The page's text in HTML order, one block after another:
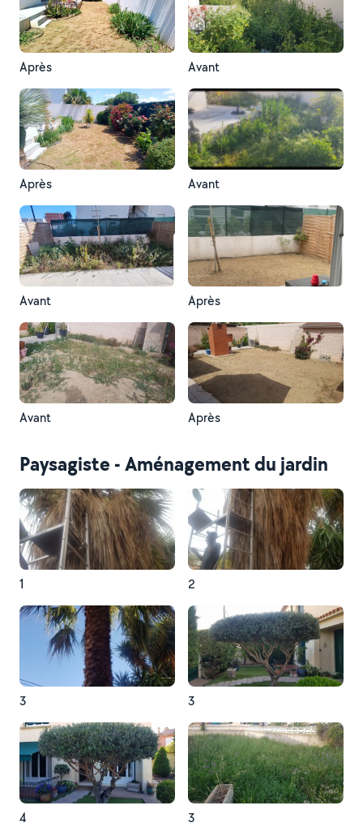
Après Avant
Après Avant
Avant Après
Avant Après
Paysagiste - Aménagement du jardin
1 2
3 3
4 3